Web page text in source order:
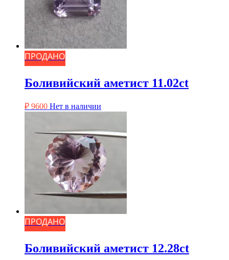
ПРОДАНО
Боливийский аметист 11.02ct
₽ 9600 Нет в наличии
ПРОДАНО
Боливийский аметист 12.28ct